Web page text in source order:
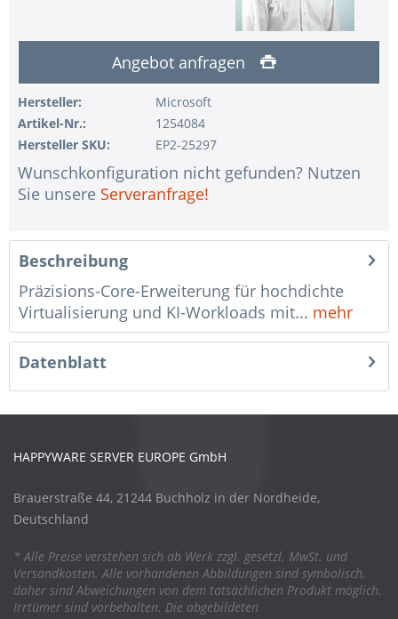
Angebot anfragen
Hersteller:
Microsoft
Artikel-Nr.:
1254084
Hersteller SKU:
EP2-25297
Wunschkonfiguration nicht gefunden? Nutzen
Sie unsere Serveranfrage!
Beschreibung
Präzisions-Core-Erweiterung für hochdichte
Virtualisierung und KI-Workloads mit... mehr
Datenblatt
HAPPYWARE SERVER EUROPE GmbH
Brauerstraße 44, 21244 Buchholz in der Nordheide,
Deutschland
* Alle Preise verstehen sich ab Werk zzgl. gesetzl. MwSt. und
Versandkosten. Alle vorhandenen Abbildungen sind symbolisch,
daher sind Abweichungen von dem tatsächlichen Produkt möglich.
Irrtümer sind vorbehalten. Die abgebildeten